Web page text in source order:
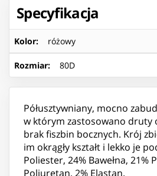
Specyfikacja
Kolor: różowy
Rozmiar: 80D
Półusztywniany, mocno
w którym zastosowano druty
brak fiszbin bocznych. Krój
im okrągły kształt i lekko je
Poliester, 24% Bawełna, 21%
Poliuretan, 2% Elastan.